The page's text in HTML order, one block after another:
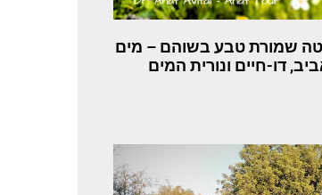
שמורת טבע בשוהם – מים
דו-חיים ונורית המים